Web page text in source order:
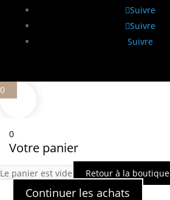
Suivre
Suivre
Suivre
0
0
Votre panier
Le panier est vide Retour à la boutique
Continuer les achats